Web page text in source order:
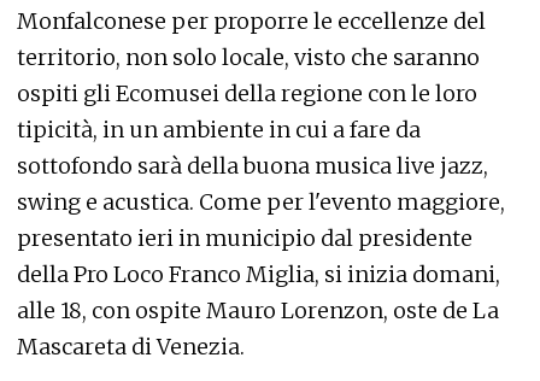
Monfalconese per proporre le eccellenze del
territorio, non solo locale, visto che saranno
ospiti gli Ecomusei della regione con le loro
tipicità, in un ambiente in cui a fare da
sottofondo sarà della buona musica live jazz,
swing e acustica. Come per l'evento maggiore,
presentato ieri in municipio dal presidente
della Pro Loco Franco Miglia, si inizia domani,
alle 18, con ospite Mauro Lorenzon, oste de La
Mascareta di Venezia.